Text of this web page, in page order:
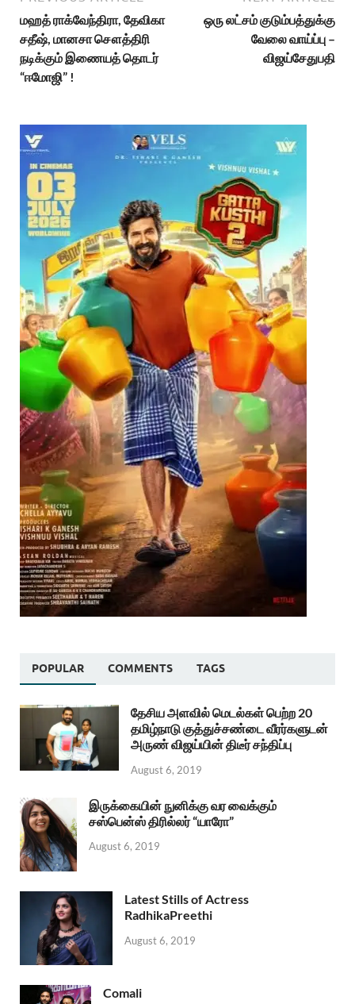
மஹத் ராக்வேந்திரா, தேவிகா
சதீஷ், மானசா சௌத்திரி
நடிக்கும் இணையத் தொடர்
“ஈமோஜி” !
ஒரு லட்சம் குடும்பத்துக்கு
வேலை வாய்ப்பு –
விஜய்சேதுபதி
POPULAR COMMENTS TAGS
தேசிய அளவில் மெடல்கள் பெற்ற 20
தமிழ்நாடு குத்துச்சண்டை வீரர்களுடன்
அருண் விஜய்யின் திடீர் சந்திப்பு
August 6, 2019
இருக்கையின் நுனிக்கு வர வைக்கும்
சஸ்பென்ஸ் திரில்லர் “யாரோ”
August 6, 2019
Latest Stills of Actress
RadhikaPreethi
August 6, 2019
Comali